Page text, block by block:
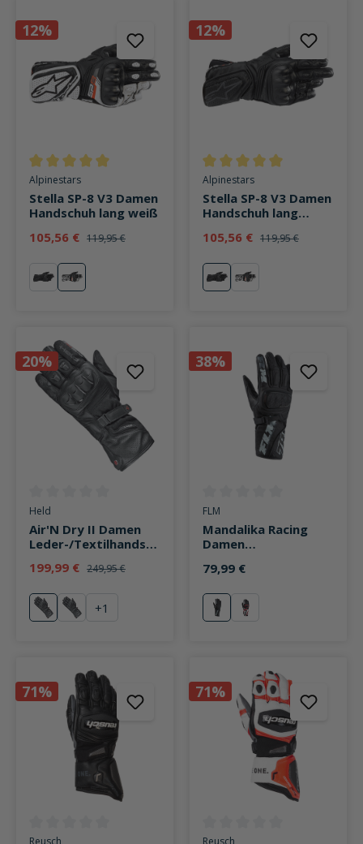
12%
Durchschnittliche Bewertung von 5 von 5 Sternen
Alpinestars
Stella SP-8 V3 Damen
Handschuh lang weiß
105,56 € 119,95 €
schwarz
weiß
12%
Durchschnittliche Bewertung
Alpinestars
Stella SP-8 V3 Damen
Handschuh lang
105,56 € 119,95 €
schwarz
weiß
20%
Durchschnittliche Bewertung von 0 von 5 Sternen
Held
Air'N Dry II Damen
Leder-/Textilhandsch
199,99 € 249,95 €
schwarz
rot
+1
38%
Durchschnittliche Bewertung
FLM
Mandalika Racing
Damen
schwarz
79,99 €
schwarz
rot
71%
Durchschnittliche Bewertung von 0 von 5 Sternen
Reusch
71%
Durchschnittliche Bewertung
Reusch